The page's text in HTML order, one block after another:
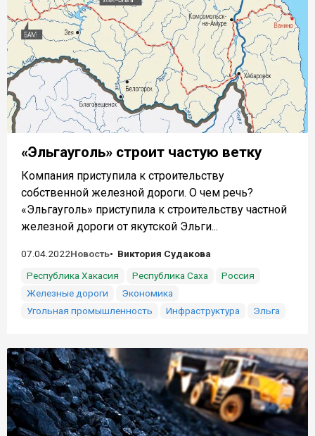
«Эльгауголь» строит частую ветку
Компания приступила к строительству
собственной железной дороги. О чем речь?
«Эльгауголь» приступила к строительству частной
железной дороги от якутской Эльги...
07.04.2022Новость
Виктория Судакова
Республика Хакасия
Республика Саха
Россия
Железные дороги
Экономика
Угольная промышленность
Инфраструктура Эльга